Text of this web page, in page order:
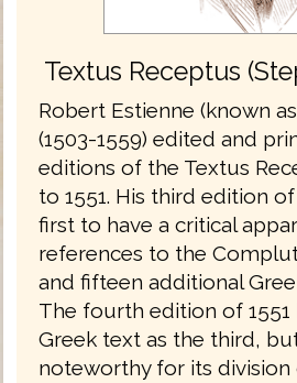
Textus Receptus
Robert Estienne (known
(1503-1559) edited and
editions of the Textus
to 1551. His third edition
first to have a critical
references to the
and fifteen additional
The fourth edition of 1551
Greek text as the third,
noteworthy for its